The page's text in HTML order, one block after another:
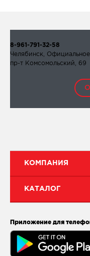
КОМПАНИЯ
КАТАЛОГ
Приложение для
8-961-791-32-58
Челябинск, Официальное
пр-т Комсомольский, 69